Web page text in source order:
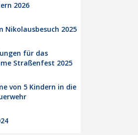
2026
Nikolausbesuch 2025
für das
Straßenfest 2025
von 5 Kindern in die